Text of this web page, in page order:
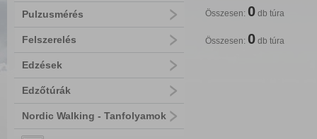
Pulzusmérés
Felszerelés
Edzések
Edzőtúrák
Nordic Walking - Tanfolyamok
Összesen: 0 db túra
Összesen: 0 db túra